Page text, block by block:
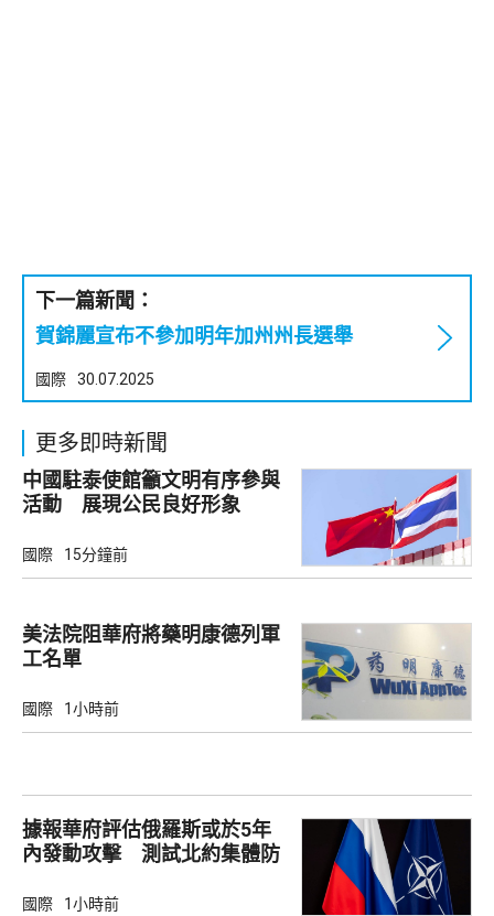
下一篇新聞：
賀錦麗宣布不參加明年加州州長選舉
國際 30.07.2025
更多即時新聞
中國駐泰使館籲文明有序參與
活動 展現公民良好形象
國際 15分鐘前
美法院阻華府將藥明康德列軍
工名單
國際 1小時前
據報華府評估俄羅斯或於5年
內發動攻擊 測試北約集體防
國際 1小時前